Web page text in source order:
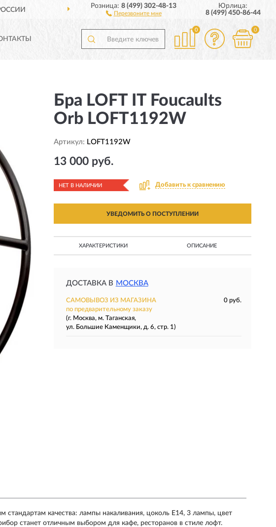
ДОСТАВИМ ПО ВСЕЙ РОССИИ
Розница:8 (499) 302-48-13
Перезвоните мне
Юрлица:
8 (499) 450-86-44
0 0
Бра LOFT IT Foucaults
Orb LOFT1192W
Артикул: LOFT1192W
13 000 руб.
НЕТ В НАЛИЧИИ Добавить к сравнению
УВЕДОМИТЬ О ПОСТУПЛЕНИИ
ХАРАКТЕРИСТИКИ ОПИСАНИЕ
ДОСТАВКА В МОСКВА
САМОВЫВОЗ ИЗ МАГАЗИНА
0 руб.
по предварительному заказу
(г. Москва, м. Таганская,
ул. Большие Каменщики, д. 6, стр. 1)
качества: лампы накаливания, цоколь E14, 3 лампы, цвет
станет отличным выбором для кафе, ресторанов в стиле лофт.